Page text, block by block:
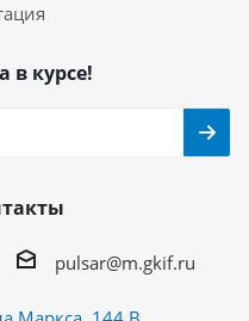
в курсе!
pulsar@m.gkif.ru